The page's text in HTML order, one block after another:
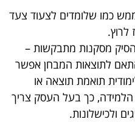
כמו שלומדים לצעוד צעד
לרוץ.
מסקנות מתבקשות –
לתוצאות המבחן אפשר
תואמת תוצאה או
כך בעל העסק צריך
ולכישלונות.